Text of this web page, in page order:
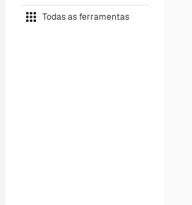
Todas as ferramentas